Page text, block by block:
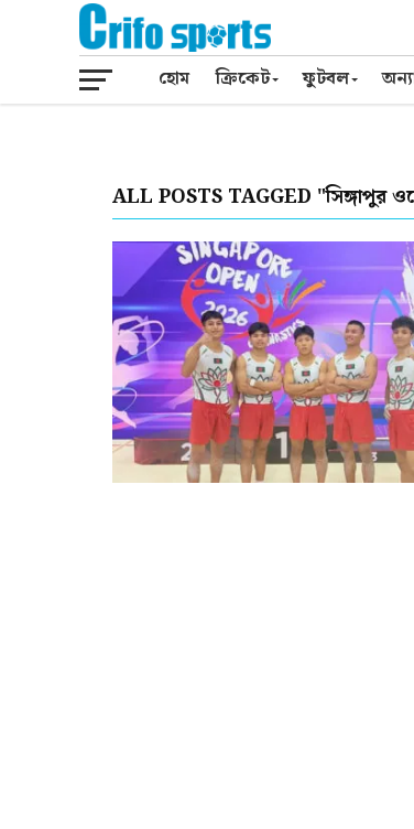
হোম ক্রিকেট ফুটবল
ALL POSTS TAGGED "সিঙ্গাপুর